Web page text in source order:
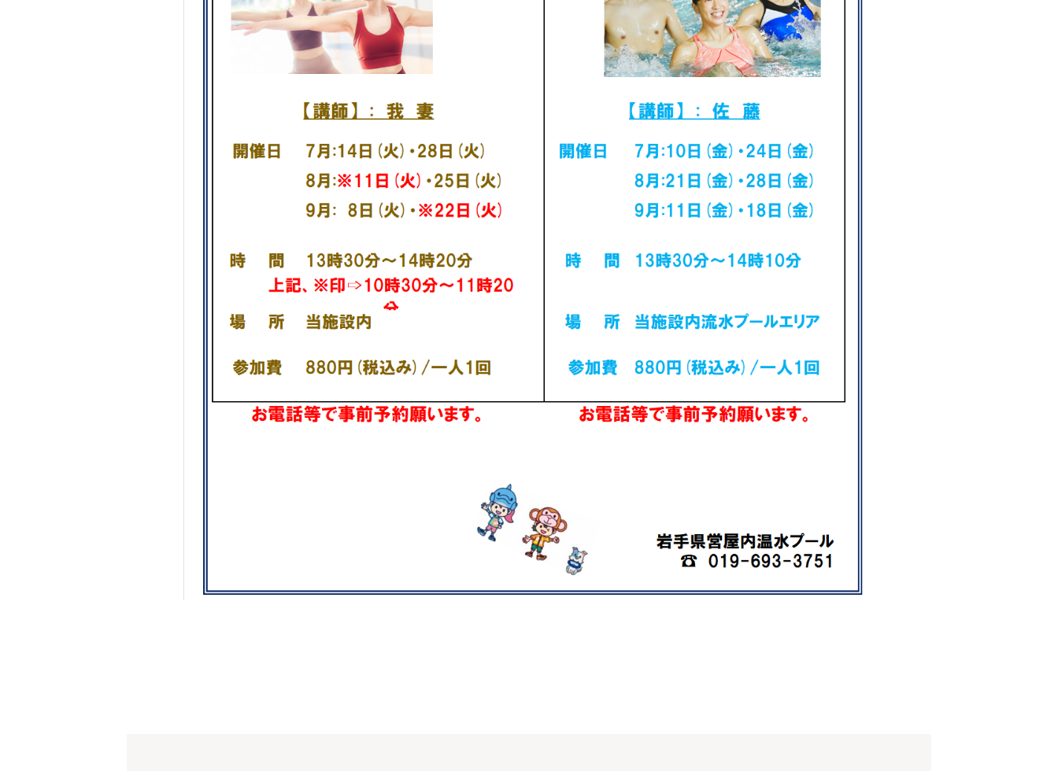
For foreigners
Central Sports official website is
automatically translated into
English. Click the link below (start
automatic translation) to return to
However, if you use an automatic
translation service, the Japanese
translated mechanically, so it may
not be an accurate translation.
the service.
Automatic translation start